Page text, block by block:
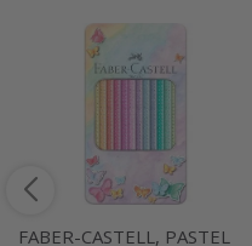
FABER-CASTELL, PASTEL